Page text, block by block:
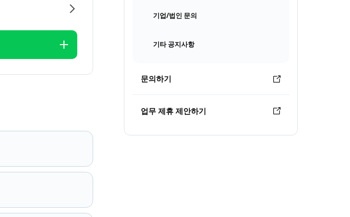
기업/법인 문의
기타 공지사항
문의하기
업무 제휴 제안하기